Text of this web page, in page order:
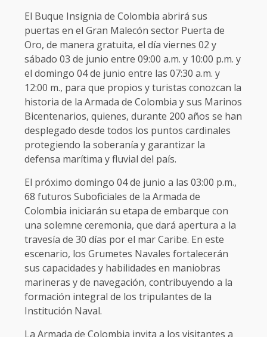
El Buque Insignia de Colombia abrirá sus
puertas en el Gran Malecón sector Puerta de
Oro, de manera gratuita, el día viernes 02 y
sábado 03 de junio entre 09:00 a.m. y 10:00 p.m. y
el domingo 04 de junio entre las 07:30 a.m. y
12:00 m., para que propios y turistas conozcan la
historia de la Armada de Colombia y sus Marinos
Bicentenarios, quienes, durante 200 años se han
desplegado desde todos los puntos cardinales
protegiendo la soberanía y garantizar la
defensa marítima y fluvial del país.
El próximo domingo 04 de junio a las 03:00 p.m.,
68 futuros Suboficiales de la Armada de
Colombia iniciarán su etapa de embarque con
una solemne ceremonia, que dará apertura a la
travesía de 30 días por el mar Caribe. En este
escenario, los Grumetes Navales fortalecerán
sus capacidades y habilidades en maniobras
marineras y de navegación, contribuyendo a la
formación integral de los tripulantes de la
Institución Naval.
La Armada de Colombia invita a los visitantes a